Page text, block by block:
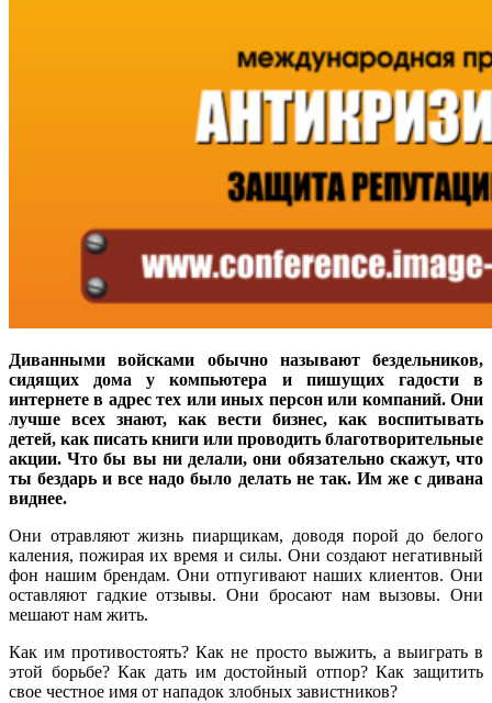
Диванными войсками обычно называют бездельников,
сидящих дома у компьютера и пишущих гадости в
интернете в адрес тех или иных персон или компаний. Они
лучше всех знают, как вести бизнес, как воспитывать
детей, как писать книги или проводить благотворительные
акции. Что бы вы ни делали, они обязательно скажут, что
ты бездарь и все надо было делать не так. Им же с дивана
виднее.
Они отравляют жизнь пиарщикам, доводя порой до белого
каления, пожирая их время и силы. Они создают негативный
фон нашим брендам. Они отпугивают наших клиентов. Они
оставляют гадкие отзывы. Они бросают нам вызовы. Они
мешают нам жить.
Как им противостоять? Как не просто выжить, а выиграть в
этой борьбе? Как дать им достойный отпор? Как защитить
свое честное имя от нападок злобных завистников?